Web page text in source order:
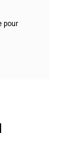
pour